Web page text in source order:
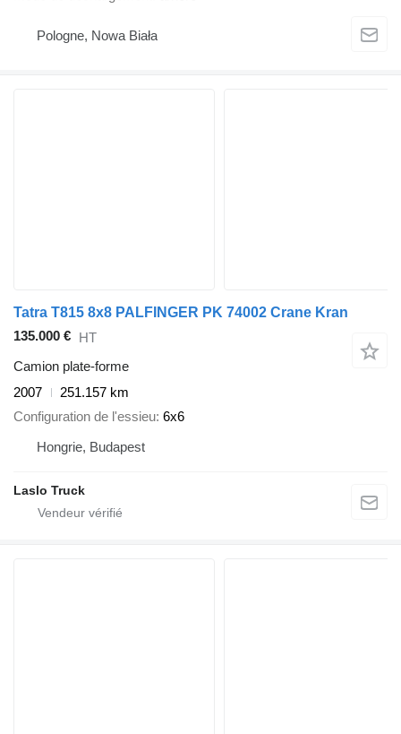
Pologne, Nowa Biała
Tatra T815 8x8 PALFINGER PK 74002 Crane Kran
135.000 € HT
Camion plate-forme
2007
251.157 km
Configuration de l'essieu 6x6
Hongrie, Budapest
Laslo Truck